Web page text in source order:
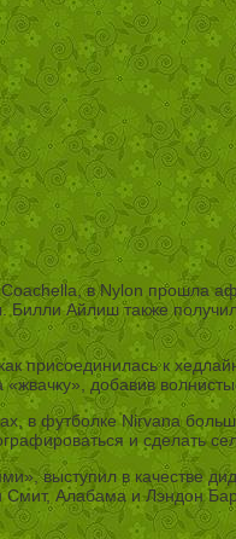
в Nylon прошла
Айлиш также
присоединилась к
добавив
в футболке Nirvana
и сделать
выступил в качестве
Алабама и Лэндон